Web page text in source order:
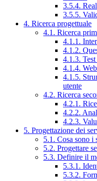
3.5.4.
3.5.5.
4. Ricerca progettuale
4.1. Ricerca
4.1.1.
4.1.2.
4.1.3.
4.1.4.
4.1.5.
utente
4.2. Ricerca
4.2.1.
4.2.2.
4.2.3.
5. Progettazione dei
5.1. Cosa sono i
5.2. Progettare
5.3. Definire il
5.3.1.
5.3.2.